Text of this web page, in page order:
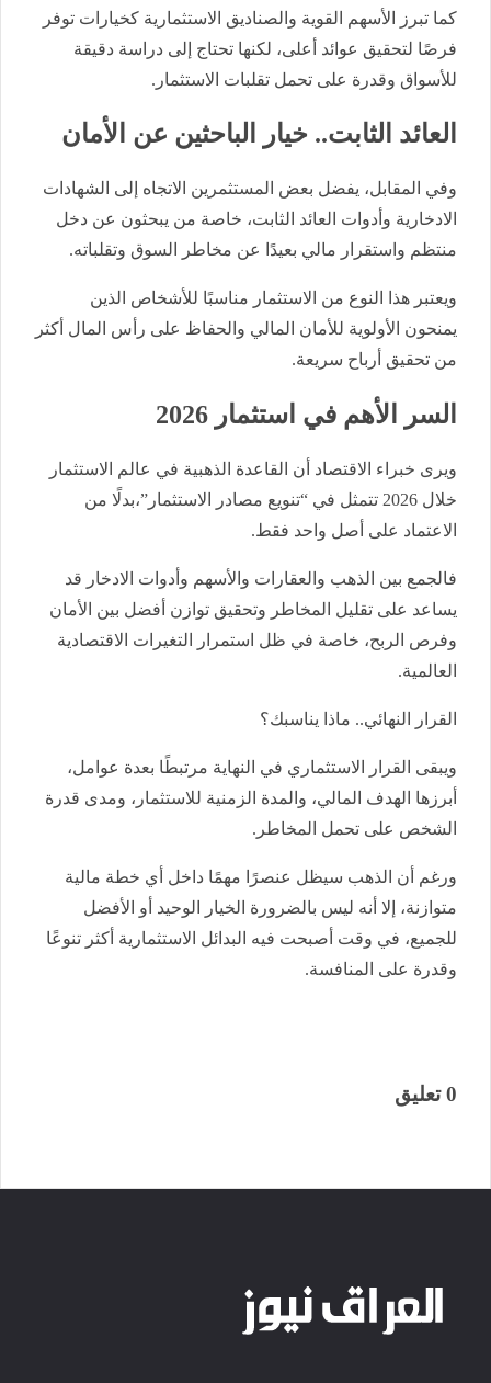
كما تبرز الأسهم القوية والصناديق الاستثمارية كخيارات توفر
فرصًا لتحقيق عوائد أعلى، لكنها تحتاج إلى دراسة دقيقة
للأسواق وقدرة على تحمل تقلبات الاستثمار.
العائد الثابت.. خيار الباحثين عن الأمان
وفي المقابل، يفضل بعض المستثمرين الاتجاه إلى الشهادات
الادخارية وأدوات العائد الثابت، خاصة من يبحثون عن دخل
منتظم واستقرار مالي بعيدًا عن مخاطر السوق وتقلباته.
ويعتبر هذا النوع من الاستثمار مناسبًا للأشخاص الذين
يمنحون الأولوية للأمان المالي والحفاظ على رأس المال أكثر
من تحقيق أرباح سريعة.
السر الأهم في استثمار 2026
ويرى خبراء الاقتصاد أن القاعدة الذهبية في عالم الاستثمار
خلال 2026 تتمثل في “تنويع مصادر الاستثمار”،بدلًا من
الاعتماد على أصل واحد فقط.
فالجمع بين الذهب والعقارات والأسهم وأدوات الادخار قد
يساعد على تقليل المخاطر وتحقيق توازن أفضل بين الأمان
وفرص الربح، خاصة في ظل استمرار التغيرات الاقتصادية
العالمية.
القرار النهائي.. ماذا يناسبك؟
ويبقى القرار الاستثماري في النهاية مرتبطًا بعدة عوامل،
أبرزها الهدف المالي، والمدة الزمنية للاستثمار، ومدى قدرة
الشخص على تحمل المخاطر.
ورغم أن الذهب سيظل عنصرًا مهمًا داخل أي خطة مالية
متوازنة، إلا أنه ليس بالضرورة الخيار الوحيد أو الأفضل
للجميع، في وقت أصبحت فيه البدائل الاستثمارية أكثر تنوعًا
وقدرة على المنافسة.
0 تعليق